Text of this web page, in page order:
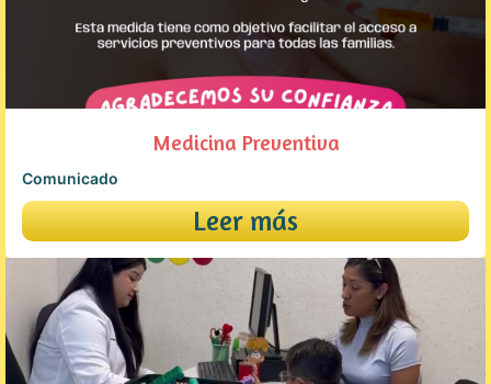
Medicina Preventiva
Comunicado
Leer más